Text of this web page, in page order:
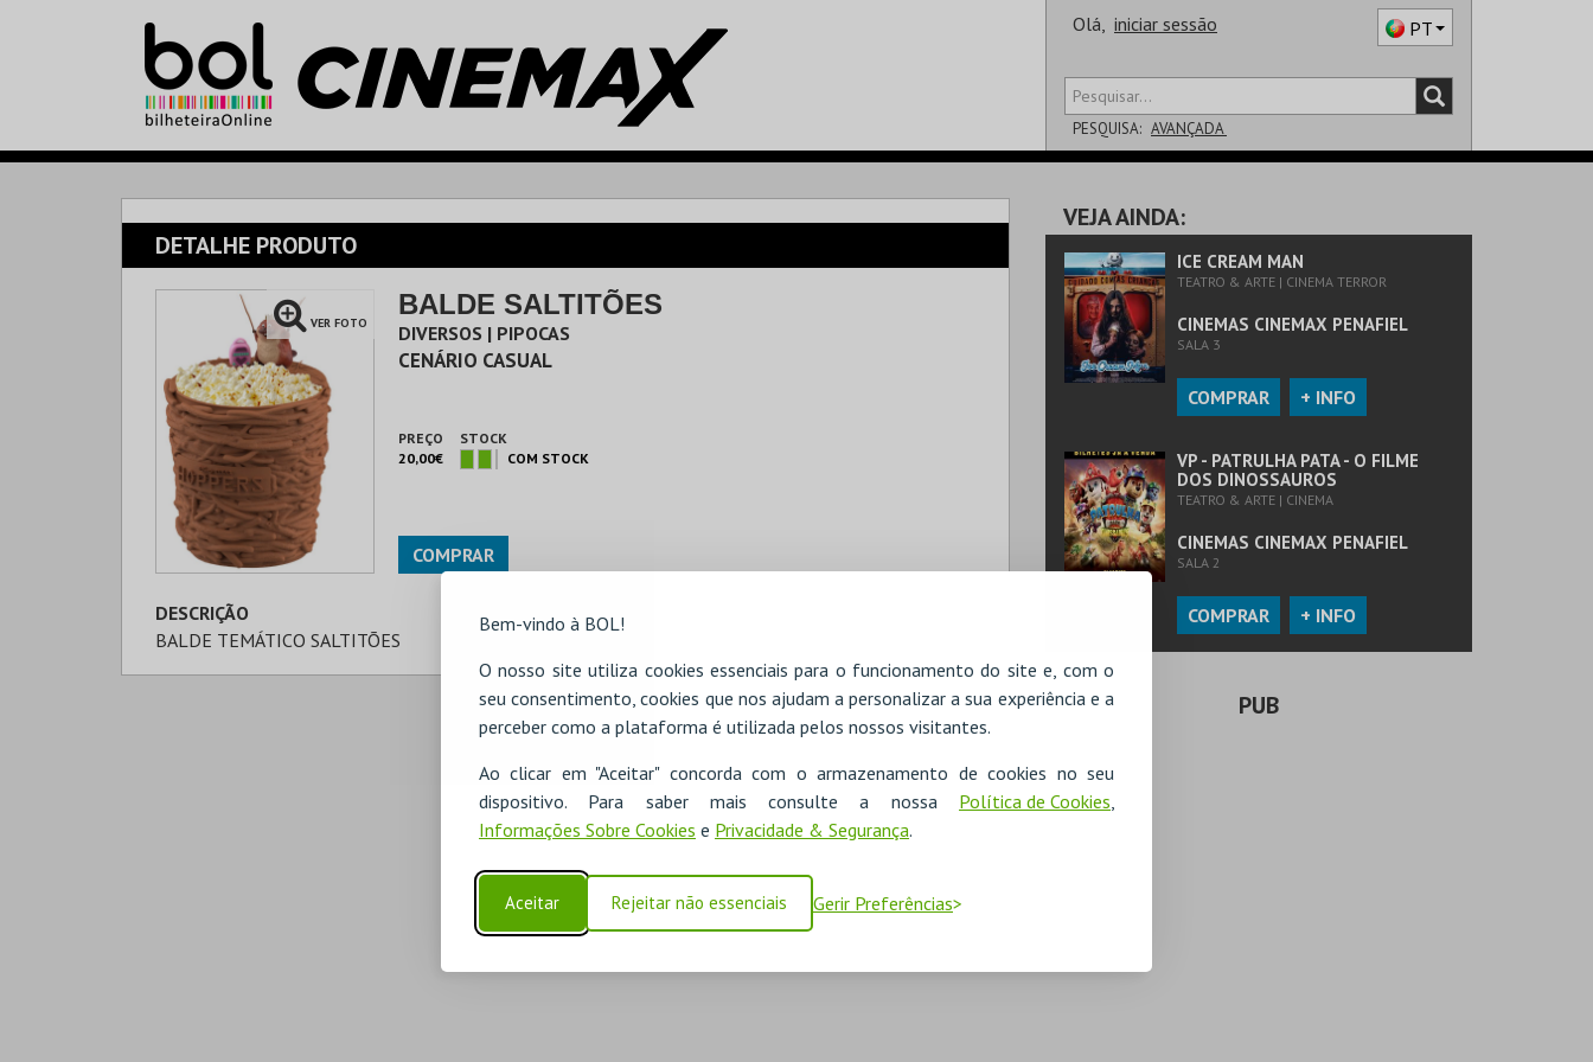
Bem-vindo à BOL!
O nosso site utiliza cookies essenciais para o funcionamento do site e, com o
seu consentimento, cookies que nos ajudam a personalizar a sua experiência e a
perceber como a plataforma é utilizada pelos nossos visitantes.
Ao clicar em "Aceitar" concorda com o armazenamento de cookies no seu
dispositivo. Para saber mais consulte a nossa Política de Cookies,
Informações Sobre Cookies e Privacidade & Segurança.
Aceitar Rejeitar não essenciais Gerir Preferências
Olá, iniciar sessão PT
PESQUISA: AVANÇADA
SALA
DETALHE PRODUTO
VER FOTO
BALDE SALTITÕES
DIVERSOS | PIPOCAS
CENÁRIO CASUAL
PREÇO
20,00€
STOCK
COM STOCK
COMPRAR
DESCRIÇÃO
BALDE TEMÁTICO SALTITÕES
VEJA AINDA:
ICE CREAM MAN
TEATRO & ARTE | CINEMA TERROR
CINEMAS CINEMAX PENAFIEL
SALA 3
COMPRAR + INFO
VP - PATRULHA PATA - O FILME
DOS DINOSSAUROS
TEATRO & ARTE | CINEMA
CINEMAS CINEMAX PENAFIEL
SALA 2
COMPRAR + INFO
PUB